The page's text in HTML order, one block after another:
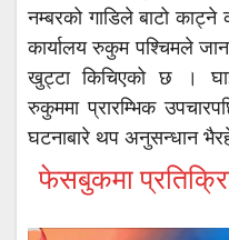
नम्बरको गाडिले बाटो काट्ने
कार्यालय रुकुम पश्चिमले
खुट्टा किचिएको छ ।
रुकुममा प्रारम्भिक
घटनाबारे थप अनुसन्धान
फेसबुकमा